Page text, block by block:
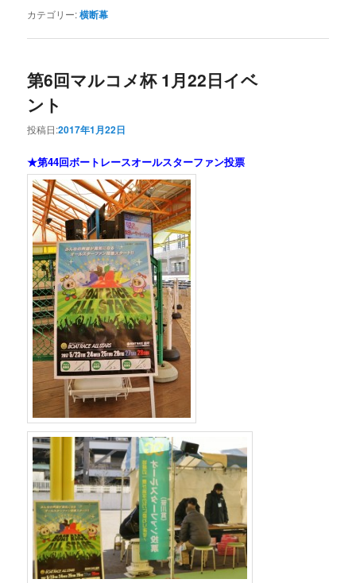
カテゴリー:横断幕
第6回マルコメ杯 1月22日イベ
ント
投稿日:2017年1月22日
★第44回ボートレースオールスターファン投票